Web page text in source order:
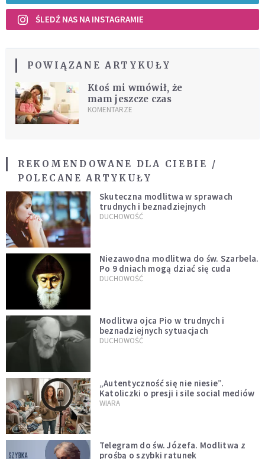
ŚLEDŹ NAS NA INSTAGRAMIE
POWIĄZANE ARTYKUŁY
Ktoś mi wmówił, że
mam jeszcze czas
KOMENTARZE
REKOMENDOWANE DLA CIEBIE /
POLECANE ARTYKUŁY
Skuteczna modlitwa w sprawach
trudnych i beznadziejnych
DUCHOWOŚĆ
Niezawodna modlitwa do św. Szarbela.
Po 9 dniach mogą dziać się cuda
DUCHOWOŚĆ
Modlitwa ojca Pio w trudnych i
beznadziejnych sytuacjach
DUCHOWOŚĆ
„Autentyczność się nie niesie”.
Katoliczki o presji i sile social mediów
WIARA
Telegram do św. Józefa. Modlitwa z
prośbą o szybki ratunek